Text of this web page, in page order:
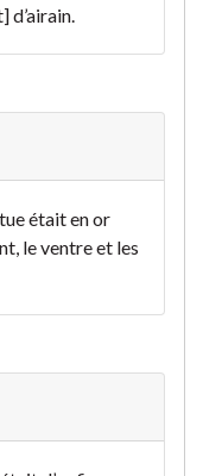
d’airain.
était en or
le ventre et les